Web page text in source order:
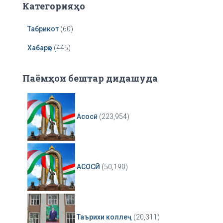
Категорияҳо
Табрикот (60)
Хабарҳо (445)
Паёмҳои бештар дидашуда
Асосӣ (223,954)
АСОСӢ (50,190)
Таърихи коллеҷ (20,311)